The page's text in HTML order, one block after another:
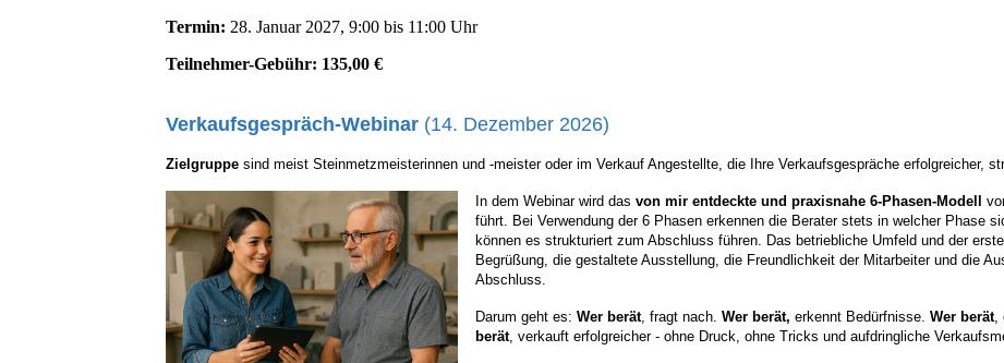
Termin: 28. Januar 2027, 9:00 bis 11:00 Uhr
Teilnehmer-Gebühr: 135,00 €
Verkaufsgespräch-Webinar (14. Dezember 2026)
Zielgruppe sind meist Steinmetzmeisterinnen und -meister oder im Verkauf Angestellte, die Ihre Verkaufsgespräche erfolgreicher,
In dem Webinar wird dasvon mir entdeckte und praxisnahe 6-Phasen-Modell
führt. Bei Verwendung der 6 Phasen erkennen die Berater stets in welcher Phase
können es strukturiert zum Abschluss führen. Das betriebliche Umfeld und der
Begrüßung, die gestaltete Ausstellung, die Freundlichkeit der Mitarbeiter und die
Abschluss.
Darum geht es:Wer berät, fragt nach.Wer berät, erkennt Bedürfnisse.Wer berät,
berät, verkauft erfolgreicher - ohne Druck, ohne Tricks und aufdringliche